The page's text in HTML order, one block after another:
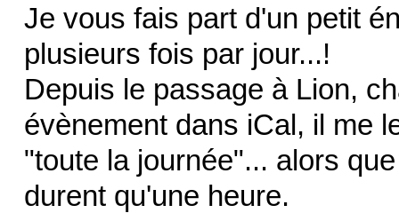
Je vous fais part d'un petit
plusieurs fois par jour...!
Depuis le passage à Lion,
évènement dans iCal, il me
"toute la journée"... alors
durent qu'une heure.